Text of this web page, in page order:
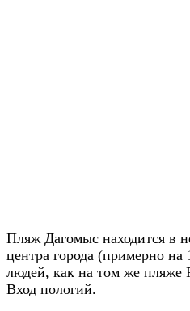
Пляж Дагомыс находится в
центра города (примерно на
людей, как на том же пляже
Вход пологий.